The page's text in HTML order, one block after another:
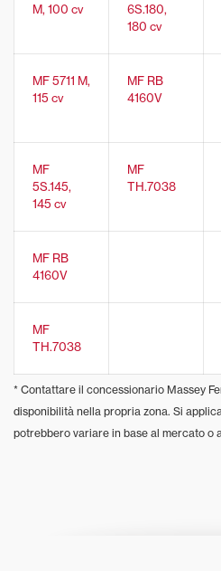
M, 100 cv
6S.180,
180 cv
MF 5711 M,
115 cv
MF RB
4160V
MF
5S.145,
145 cv
MF
TH.7038
MF RB
4160V
MF
TH.7038
* Contattare il concessionario Massey
disponibilità nella propria zona. Si
potrebbero variare in base al mercato o